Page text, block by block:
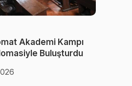
Akademi Kampı
Buluşturdu